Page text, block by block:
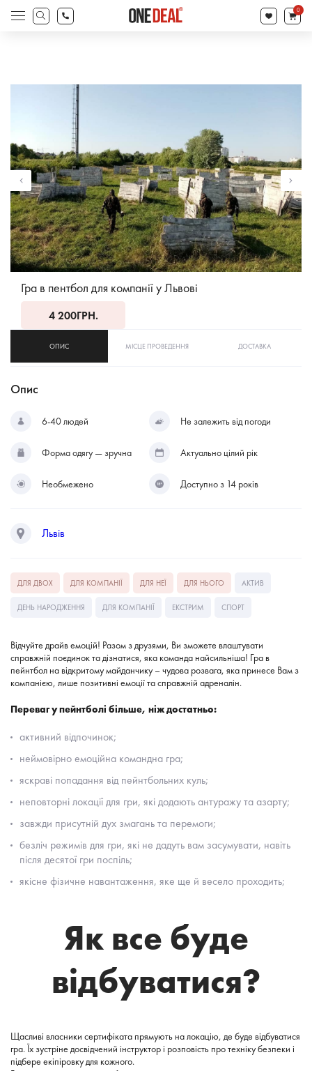
search
Products
search
0
Гра в пентбол для компанії у Львові
4 200ГРН.
ОПИС МІСЦЕ ПРОВЕДЕННЯ ДОСТАВКА
Опис
6-40 людей Не залежить від погоди
Форма одягу — зручна Актуально цілий рік
Необмежено Доступно з 14 років
Львів
ДЛЯ ДВОХ ДЛЯ КОМПАНІЇ ДЛЯ НЕЇ ДЛЯ НЬОГО АКТИВ
ДЕНЬ НАРОДЖЕННЯ ДЛЯ КОМПАНІЇ ЕКСТРИМ СПОРТ
Відчуйте драйв емоцій! Разом з друзями, Ви зможете влаштувати
справжній поєдинок та дізнатися, яка команда найсильніша! Гра в
пейнтбол на відкритому майданчику – чудова розвага, яка принесе Вам з
компанією, лише позитивні емоції та справжній адреналін.
Переваг у пейнтболі більше, ніж достатньо:
активний відпочинок;
неймовірно емоційна командна гра;
яскраві попадання від пейнтбольних куль;
неповторні локації для гри, які додають антуражу та азарту;
завжди присутній дух змагань та перемоги;
безліч режимів для гри, які не дадуть вам засумувати, навіть
після десятої гри поспіль;
якісне фізичне навантаження, яке ще й весело проходить;
Як все буде
відбуватися?
Щасливі власники сертифіката прямують на локацію, де буде відбуватися
гра. Їх зустріне досвідчений інструктор і розповість про техніку безпеки і
підбере екіпіровку для кожного.